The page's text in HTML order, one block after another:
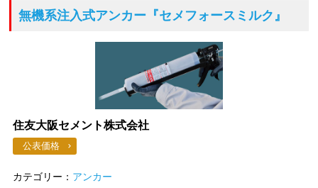
無機系注入式アンカー 『セメフォースミルク』
住友大阪セメント株式会社
公表価格
カテゴリー： アンカー